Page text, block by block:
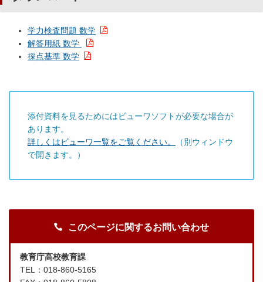
学力検査問題 数学
解答用紙 数学
採点基準 数学
添付資料を見るためにはビューワソフトが必要な場合が
あります。
詳しくはビューワ一覧をご覧ください。
（別ウィンドウ
で開きます。）
このページに関するお問い合わせ
教育庁高校教育課
TEL：018-860-5165